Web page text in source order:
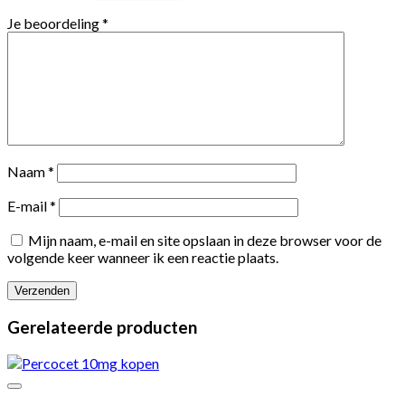
Je beoordeling*
Naam*
E-mail*
Mijn naam, e-mail en site opslaan in deze browser voor de
volgende keer wanneer ik een reactie plaats.
Gerelateerde producten